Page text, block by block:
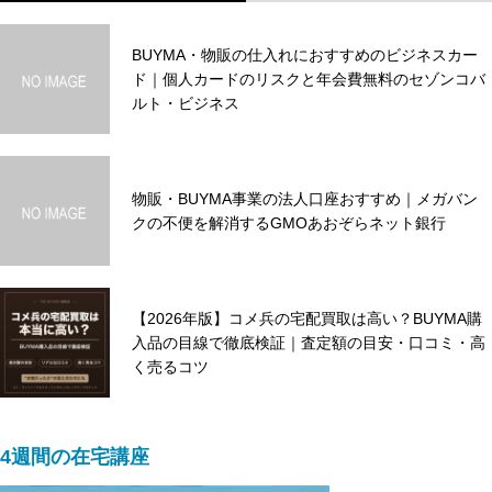
BUYMA・物販の仕入れにおすすめのビジネスカー
ド｜個人カードのリスクと年会費無料のセゾンコバ
ルト・ビジネス
物販・BUYMA事業の法人口座おすすめ｜メガバン
クの不便を解消するGMOあおぞらネット銀行
【2026年版】コメ兵の宅配買取は高い？BUYMA購
入品の目線で徹底検証｜査定額の目安・口コミ・高
く売るコツ
バイマ初心者向けの仕入先などの話
4週間の在宅講座